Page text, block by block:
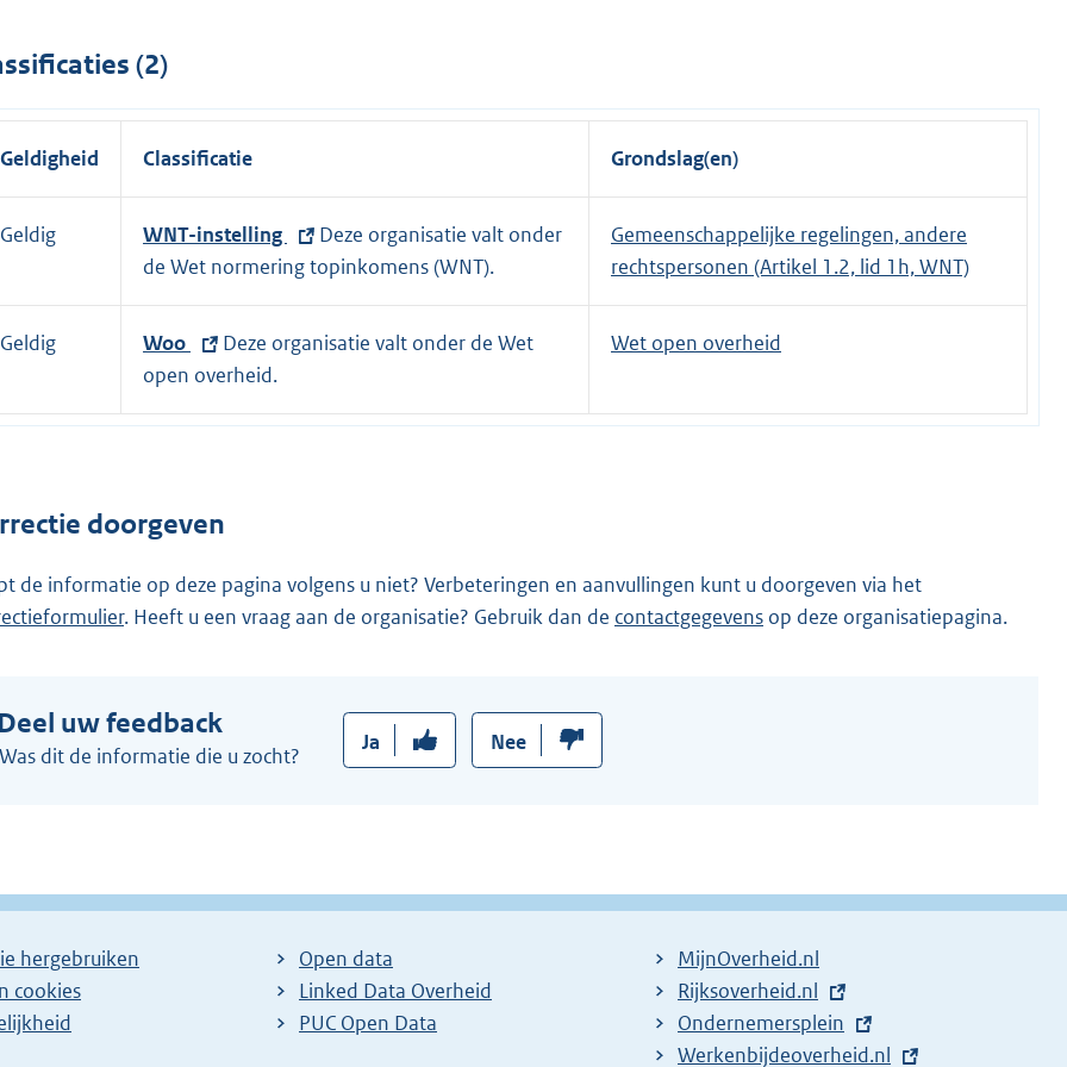
(2)
Geldigheid Classificatie Grondslag(en)
Geldig
E
x
t
e
e
n
:
WNT-instelling
Deze organisatie valt onder
de Wet normering topinkomens (WNT).
Gemeenschappelijke regelingen, andere
rechtspersonen (Artikel 1.2, lid 1h, WNT)
Geldig
E
x
t
e
n
Woo
Deze organisatie valt onder de Wet
open overheid.
Wet open overheid
doorgeven
de informatie op deze pagina volgens u niet? Verbeteringen en aanvullingen kunt u doorgeven via het
. Heeft u een vraag aan de organisatie? Gebruik dan de contactgegevens op deze organisatiepagina.
Deel uw feedback
Was dit de informatie die u zocht?
Ja Nee
hergebruiken
cookies
Open data
Linked Data Overheid
PUC Open Data
MijnOverheid.nl
E
x
t
Rijksoverheid.nl
E
x
Ondernemersplein
E
Werkenbijdeoverheid.nl